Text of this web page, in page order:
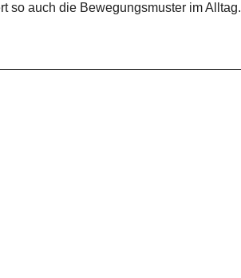
so auch die Bewegungsmuster im Alltag.